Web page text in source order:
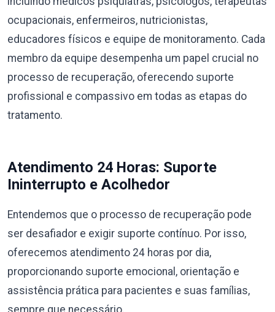
ocupacionais, enfermeiros, nutricionistas,
educadores físicos e equipe de monitoramento. Cada
membro da equipe desempenha um papel crucial no
processo de recuperação, oferecendo suporte
profissional e compassivo em todas as etapas do
tratamento.
Atendimento 24 Horas: Suporte
Ininterrupto e Acolhedor
Entendemos que o processo de recuperação pode
ser desafiador e exigir suporte contínuo. Por isso,
oferecemos atendimento 24 horas por dia,
proporcionando suporte emocional, orientação e
assistência prática para pacientes e suas famílias,
sempre que necessário.